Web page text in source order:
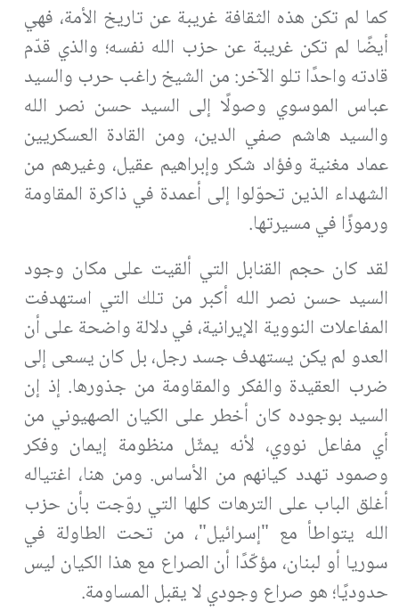
كما لم تكن هذه الثقافة غريبة عن تاريخ الأمة، فهي
أيضًا لم تكن غريبة عن حزب الله نفسه؛ والذي قدّم
قادته واحدًا تلو الآخر: من الشيخ راغب حرب والسيد
عباس الموسوي وصولًا إلى السيد حسن نصر الله
والسيد هاشم صفي الدين، ومن القادة العسكريين
عماد مغنية وفؤاد شكر وإبراهيم عقيل، وغيرهم من
الشهداء الذين تحوّلوا إلى أعمدة في ذاكرة المقاومة
ورموزًا في مسيرتها.
لقد كان حجم القنابل التي ألقيت على مكان وجود
السيد حسن نصر الله أكبر من تلك التي استهدفت
المفاعلات النووية الإيرانية، في دلالة واضحة على أن
العدو لم يكن يستهدف جسد رجل، بل كان يسعى إلى
ضرب العقيدة والفكر والمقاومة من جذورها. إذ إن
السيد بوجوده كان أخطر على الكيان الصهيوني من
أي مفاعل نووي، لأنه يمثّل منظومة إيمان وفكر
وصمود تهدد كيانهم من الأساس. ومن هنا، اغتياله
أغلق الباب على الترهات كلها التي روّجت بأن حزب
الله يتواطأ مع "إسرائيل"، من تحت الطاولة في
سوريا أو لبنان، مؤكّدًا أن الصراع مع هذا الكيان ليس
حدوديًا؛ هو صراع وجودي لا يقبل المساومة.